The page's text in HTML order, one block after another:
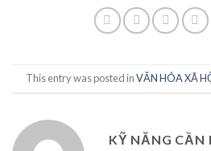
This entry was posted inVĂN HÓA XÃ
KỸ NĂNG CẦN